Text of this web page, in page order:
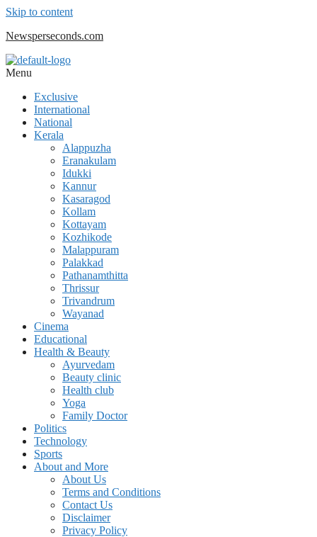
Skip to content
Newsperseconds.com
Menu
Exclusive
International
National
Kerala
Alappuzha
Eranakulam
Idukki
Kannur
Kasaragod
Kollam
Kottayam
Kozhikode
Malappuram
Palakkad
Pathanamthitta
Thrissur
Trivandrum
Wayanad
Cinema
Educational
Health & Beauty
Ayurvedam
Beauty clinic
Health club
Yoga
Family Doctor
Politics
Technology
Sports
About and More
About Us
Terms and Conditions
Contact Us
Disclaimer
Privacy Policy